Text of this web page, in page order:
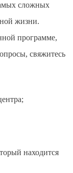
сложных
жизни.
программе,
свяжитесь
находится